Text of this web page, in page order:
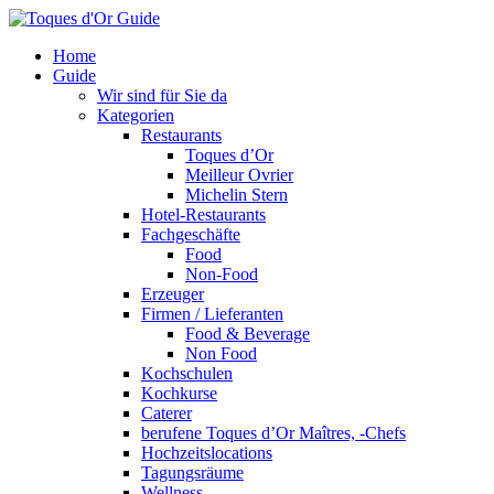
Home
Guide
Wir sind für Sie da
Kategorien
Restaurants
Toques d’Or
Meilleur Ovrier
Michelin Stern
Hotel-Restaurants
Fachgeschäfte
Food
Non-Food
Erzeuger
Firmen / Lieferanten
Food & Beverage
Non Food
Kochschulen
Kochkurse
Caterer
berufene Toques d’Or Maîtres, -Chefs
Hochzeitslocations
Tagungsräume